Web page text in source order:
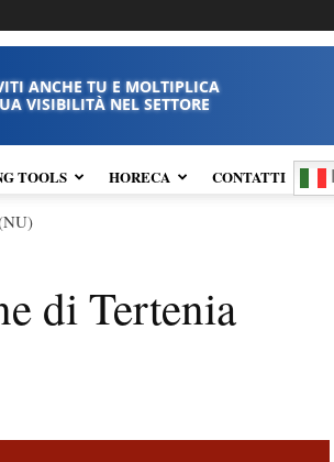
ANCHE TU E MOLTIPLICA
VISIBILITÀ NEL SETTORE
TOOLS HORECA CONTATTI
di Tertenia